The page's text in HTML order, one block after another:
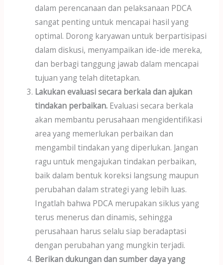
dalam perencanaan dan pelaksanaan PDCA
sangat penting untuk mencapai hasil yang
optimal. Dorong karyawan untuk berpartisipasi
dalam diskusi, menyampaikan ide-ide mereka,
dan berbagi tanggung jawab dalam mencapai
tujuan yang telah ditetapkan.
Lakukan evaluasi secara berkala dan ajukan
tindakan perbaikan. Evaluasi secara berkala
akan membantu perusahaan mengidentifikasi
area yang memerlukan perbaikan dan
mengambil tindakan yang diperlukan. Jangan
ragu untuk mengajukan tindakan perbaikan,
baik dalam bentuk koreksi langsung maupun
perubahan dalam strategi yang lebih luas.
Ingatlah bahwa PDCA merupakan siklus yang
terus menerus dan dinamis, sehingga
perusahaan harus selalu siap beradaptasi
dengan perubahan yang mungkin terjadi.
Berikan dukungan dan sumber daya yang